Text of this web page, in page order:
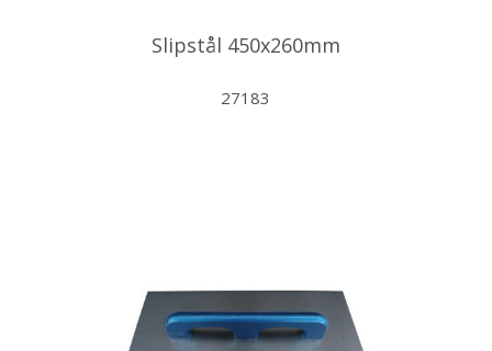
Slipstål 450x260mm
27183